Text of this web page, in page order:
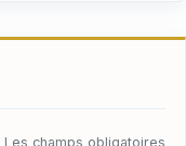
Les champs obligatoires